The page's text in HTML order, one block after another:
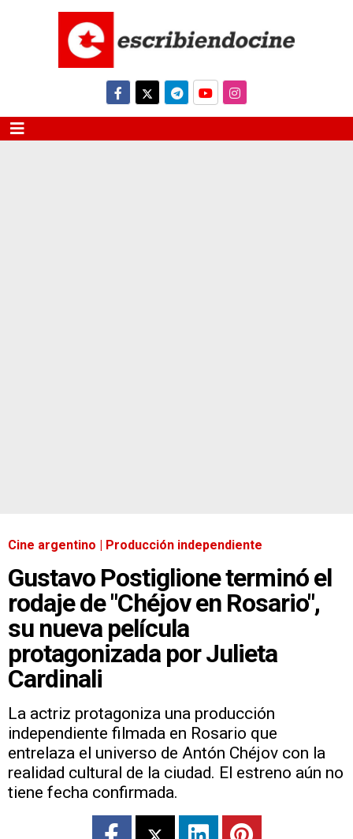
Cine argentino | Producción independiente
Gustavo Postiglione terminó el
rodaje de "Chéjov en Rosario",
su nueva película
protagonizada por Julieta
Cardinali
La actriz protagoniza una producción
independiente filmada en Rosario que
entrelaza el universo de Antón Chéjov con la
realidad cultural de la ciudad. El estreno aún no
tiene fecha confirmada.